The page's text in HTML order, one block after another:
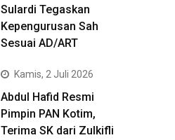
Sulardi Tegaskan
Kepengurusan Sah
Sesuai AD/ART
Kamis, 2 Juli 2026
Abdul Hafid Resmi
Pimpin PAN Kotim,
Terima SK dari Zulkifli